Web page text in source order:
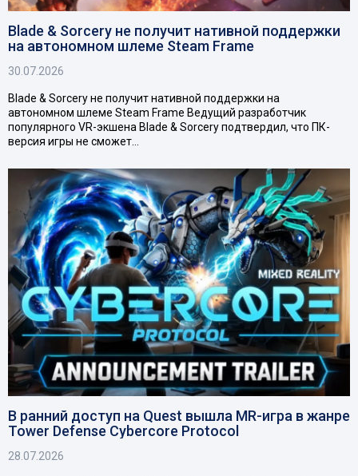
Blade & Sorcery не получит нативной поддержки
на автономном шлеме Steam Frame
30.07.2026
Blade & Sorcery не получит нативной поддержки на
автономном шлеме Steam Frame Ведущий разработчик
популярного VR-экшена Blade & Sorcery подтвердил, что ПК-
версия игры не сможет…
В ранний доступ на Quest вышла MR-игра в жанре
Tower Defense Cybercore Protocol
28.07.2026